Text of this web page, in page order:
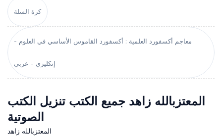
كرة السلة
معاجم أكسفورد العلمية : أكسفورد القاموس الأساسي في العلوم -
إنكليزي - عربي
المعتزبالله زاهد جميع الكتب تنزيل الكتب
الصوتية
المعتزبالله زاهد